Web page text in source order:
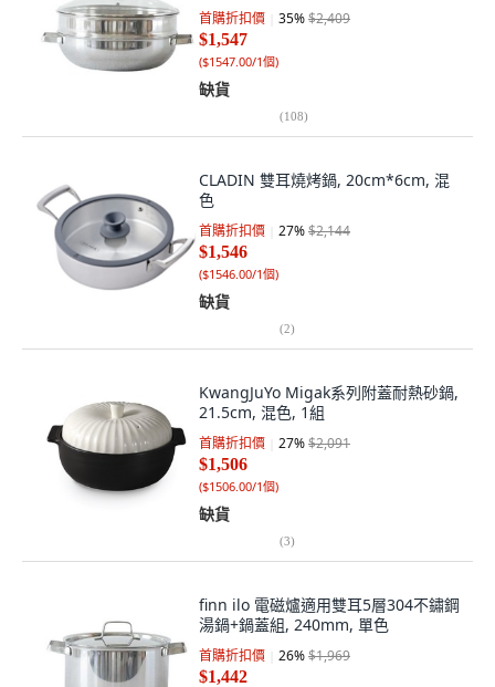
首購折扣價 35%$2,409
$1,547
($1547.00/1個)
缺貨
(108)
CLADIN 雙耳燒烤鍋, 20cm*6cm, 混
色
首購折扣價 27%$2,144
$1,546
($1546.00/1個)
缺貨
(2)
KwangJuYo Migak系列附蓋耐熱砂鍋,
21.5cm, 混色, 1組
首購折扣價 27%$2,091
$1,506
($1506.00/1個)
缺貨
(3)
finn ilo 電磁爐適用雙耳5層304不鏽鋼
湯鍋+鍋蓋組, 240mm, 單色
首購折扣價 26%$1,969
$1,442